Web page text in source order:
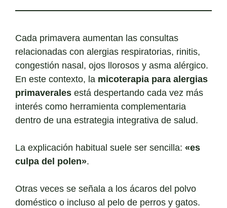
Cada primavera aumentan las consultas
relacionadas con alergias respiratorias, rinitis,
congestión nasal, ojos llorosos y asma alérgico.
En este contexto, la micoterapia para alergias
primaverales está despertando cada vez más
interés como herramienta complementaria
dentro de una estrategia integrativa de salud.
La explicación habitual suele ser sencilla: «es
culpa del polen».
Otras veces se señala a los ácaros del polvo
doméstico o incluso al pelo de perros y gatos.